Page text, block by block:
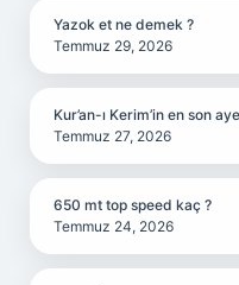
Yazok et ne demek ?
Temmuz 29, 2026
Kur’an-ı Kerim’in en son
Temmuz 27, 2026
650 mt top speed kaç ?
Temmuz 24, 2026